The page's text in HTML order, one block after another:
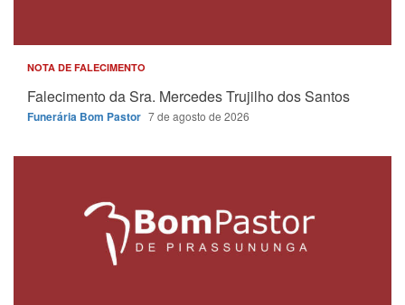
NOTA DE FALECIMENTO
Falecimento da Sra. Mercedes Trujilho dos Santos
Funerária Bom Pastor 7 de agosto de 2026